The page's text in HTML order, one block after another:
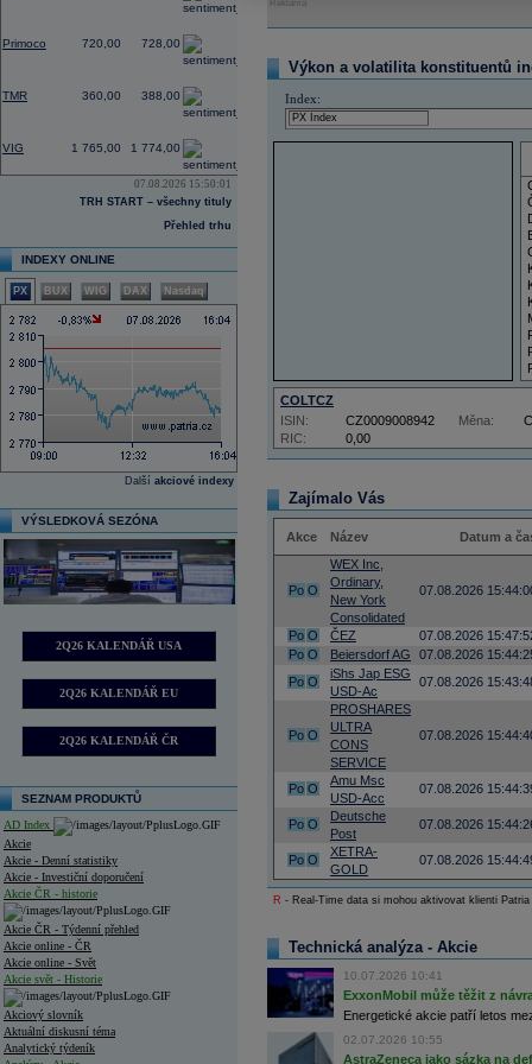
Primoco 720,00 728,00
-1,37
TMR 360,00 388,00
0,00
VIG 1 765,00 1 774,00
07.08.2026 15:50:01
TRH START – všechny tituly
Přehled trhu
INDEXY ONLINE
PX BUX WIG DAX Nasdaq
Další akciové indexy
VÝSLEDKOVÁ SEZÓNA
2Q26 KALENDÁŘ USA
2Q26 KALENDÁŘ EU
2Q26 KALENDÁŘ ČR
SEZNAM PRODUKTŮ
AD Index
Akcie
Akcie - Denní statistiky
Akcie - Investiční doporučení
Akcie ČR - historie
Akcie ČR - Týdenní přehled
Akcie online - ČR
Akcie online - Svět
Akcie svět - Historie
Akciový slovník
Aktuální diskusní téma
Analytický týdeník
Reklama
Výkon a volatilita konstituentů
Index:
COLTCZ
RIC: 0,00
ISIN: CZ0009008942 Měna:
Zajímalo Vás
Akce Název Datum a
Po O
WEX Inc,
Ordinary,
New York
Consolidated
07.08.2026
Po O ČEZ
07.08.2026
Po O Beiersdorf AG
07.08.2026
Po O
iShs Jap ESG
USD-Ac
07.08.2026
Po O
PROSHARES
ULTRA
CONS
SERVICE
07.08.2026
Po O
Amu Msc
USD-Acc
07.08.2026
Po O
Deutsche
Post
07.08.2026
Po O
XETRA-
GOLD
07.08.2026
R - Real-Time data si mohou aktivovat klienti
Technická analýza - Akcie
10.07.2026 10:41
ExxonMobil může těžit z
Energetické akcie patří letos
02.07.2026 10:55
AstraZeneca jako sázka na